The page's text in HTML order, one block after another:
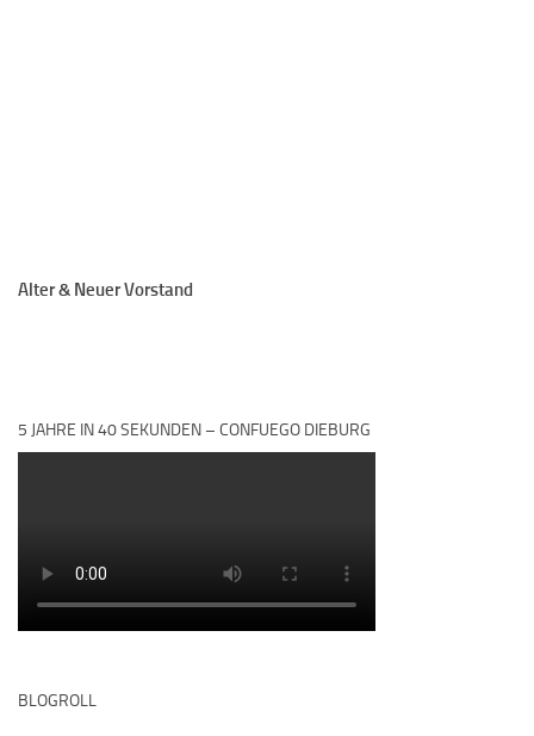
Alter & Neuer Vorstand
5 JAHRE IN 40 SEKUNDEN – CONFUEGO DIEBURG
BLOGROLL